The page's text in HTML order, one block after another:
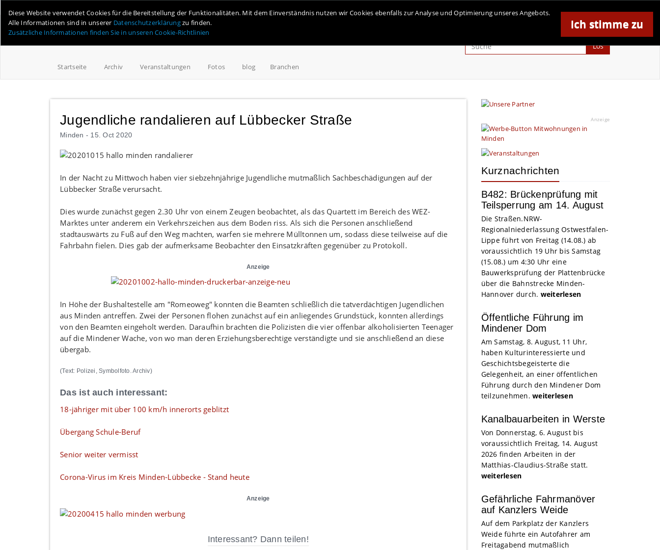
Ich stimme zu
Diese Website verwendet Cookies für die Bereitstellung der Funktionalitäten. Mit dem Einverständnis nutzen wir Cookies ebenfalls zur Analyse und Optimierung unseres Angebots.
Alle Informationen sind in unserer Datenschutzerklärungzu finden.
Zusätzliche Informationen finden Sie in unseren Cookie-Richtlinien
Anzeige
Los
Startseite Archiv Veranstaltungen Fotos blog Branchen
Jugendliche randalieren auf Lübbecker Straße
Minden - 15. Oct 2020
In der Nacht zu Mittwoch haben vier siebzehnjährige Jugendliche mutmaßlich Sachbeschädigungen auf der
Lübbecker Straße verursacht.
Dies wurde zunächst gegen 2.30 Uhr von einem Zeugen beobachtet, als das Quartett im Bereich des WEZ-
Marktes unter anderem ein Verkehrszeichen aus dem Boden riss. Als sich die Personen anschließend
stadtauswärts zu Fuß auf den Weg machten, warfen sie mehrere Mülltonnen um, sodass diese teilweise auf die
Fahrbahn fielen. Dies gab der aufmerksame Beobachter den Einsatzkräften gegenüber zu Protokoll.
Anzeige
In Höhe der Bushaltestelle am "Romeoweg" konnten die Beamten schließlich die tatverdächtigen Jugendlichen
aus Minden antreffen. Zwei der Personen flohen zunächst auf ein anliegendes Grundstück, konnten allerdings
von den Beamten eingeholt werden. Daraufhin brachten die Polizisten die vier offenbar alkoholisierten Teenager
auf die Mindener Wache, von wo man deren Erziehungsberechtige verständigte und sie anschließend an diese
übergab.
(Text: Polizei, Symbolfoto. Archiv)
Das ist auch interessant:
18-jähriger mit über 100 km/h innerorts geblitzt
Übergang Schule-Beruf
Senior weiter vermisst
Corona-Virus im Kreis Minden-Lübbecke - Stand heute
Anzeige
Interessant? Dann teilen!
Anzeige
Kurznachrichten
B482: Brückenprüfung mit
Teilsperrung am 14. August
Die Straßen.NRW-
Regionalniederlassung Ostwestfalen-
Lippe führt von Freitag (14.08.) ab
voraussichtlich 19 Uhr bis Samstag
(15.08.) um 4:30 Uhr eine
Bauwerksprüfung der Plattenbrücke
über die Bahnstrecke Minden-
Hannover durch. weiterlesen
Öffentliche Führung im
Mindener Dom
Am Samstag, 8. August, 11 Uhr,
haben Kulturinteressierte und
Geschichtsbegeisterte die
Gelegenheit, an einer öffentlichen
Führung durch den Mindener Dom
teilzunehmen. weiterlesen
Kanalbauarbeiten in Werste
Von Donnerstag, 6. August bis
voraussichtlich Freitag, 14. August
2026 finden Arbeiten in der
Matthias-Claudius-Straße statt.
weiterlesen
Gefährliche Fahrmanöver
auf Kanzlers Weide
Auf dem Parkplatz der Kanzlers
Weide führte ein Autofahrer am
Freitagabend mutmaßlich